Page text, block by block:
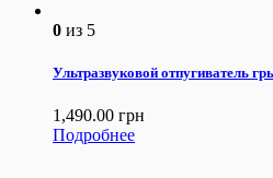
0 из 5
Ультразвуковой отпугиватель
1,490.00 грн
Подробнее